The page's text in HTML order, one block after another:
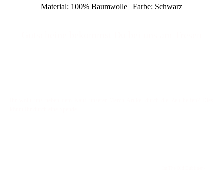
Material: 100% Baumwolle | Farbe: Schwarz